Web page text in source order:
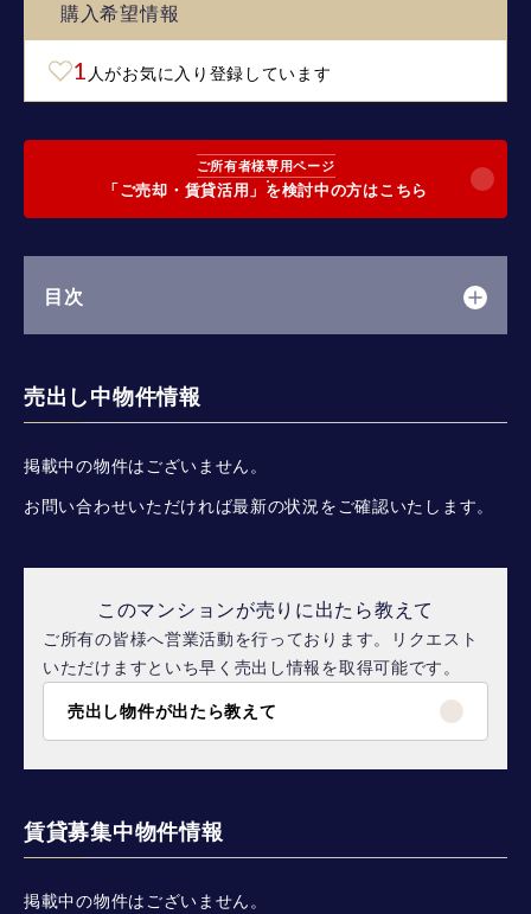
購入希望情報
1 人がお気に入り登録しています
ご所有者様専用ページ
「ご売却・賃貸活用」を検討中の方はこちら
目次
売出し中物件情報
掲載中の物件はございません。
お問い合わせいただければ最新の状況をご確認いたします。
このマンションが売りに出たら教えて
ご所有の皆様へ営業活動を行っております。リクエスト
いただけますといち早く売出し情報を取得可能です。
売出し物件が出たら教えて
賃貸募集中物件情報
掲載中の物件はございません。